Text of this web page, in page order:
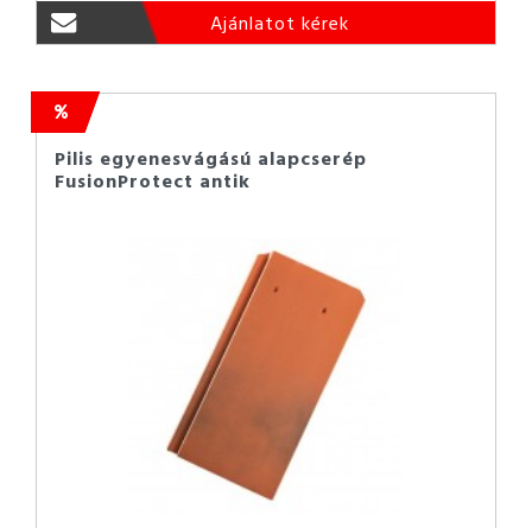
Ajánlatot kérek
Pilis egyenesvágású alapcserép
FusionProtect antik